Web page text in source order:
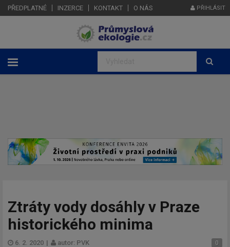
PŘEDPLATNÉ INZERCE KONTAKT O NÁS PŘIHLÁSIT
Ztráty vody dosáhly v Praze
historického minima
6. 2. 2020 | autor: PVK 0